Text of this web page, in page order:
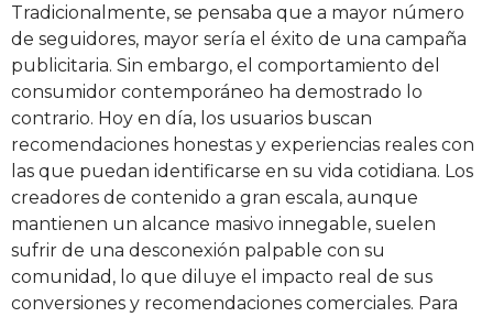
Tradicionalmente, se pensaba que a mayor número
de seguidores, mayor sería el éxito de una campaña
publicitaria. Sin embargo, el comportamiento del
consumidor contemporáneo ha demostrado lo
contrario. Hoy en día, los usuarios buscan
recomendaciones honestas y experiencias reales con
las que puedan identificarse en su vida cotidiana. Los
creadores de contenido a gran escala, aunque
mantienen un alcance masivo innegable, suelen
sufrir de una desconexión palpable con su
comunidad, lo que diluye el impacto real de sus
conversiones y recomendaciones comerciales. Para